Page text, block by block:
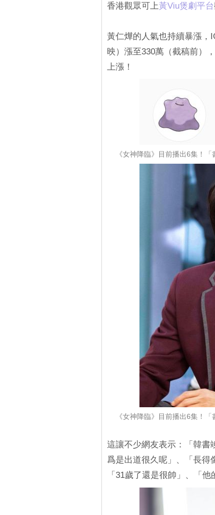
香港觀眾可上黃Viu煲劇平台
黃仁燁的人氣也持續暴漲，
映）漲至330萬（截稿前）
上漲！
《女神降臨》目前播出6集！
《女神降臨》目前播出6集！
這讓不少網友表示：「韓書
爲是出道很久呢」、「長得
「31歲了還是很帥」、「他